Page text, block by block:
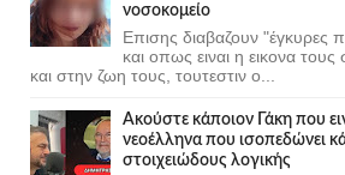
νοσοκομείο
Επισης διαβαζουν "έγκυρες
και οπως ειναι η εικονα τους
και στην ζωη τους, τουτεστιν ο...
Ακούστε κάποιον Γάκη που
νεοέλληνα που ισοπεδώνει
στοιχειώδους λογικής